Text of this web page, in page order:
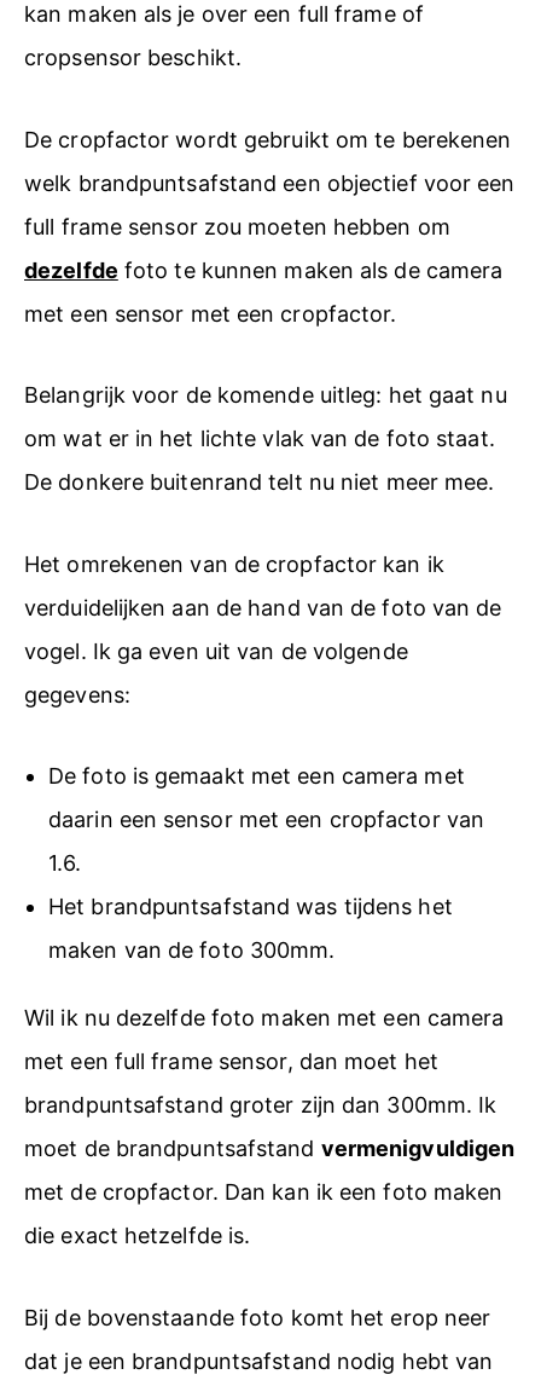
kan maken als je over een full frame of
cropsensor beschikt.
De cropfactor wordt gebruikt om te berekenen
welk brandpuntsafstand een objectief voor een
full frame sensor zou moeten hebben om
dezelfde foto te kunnen maken als de camera
met een sensor met een cropfactor.
Belangrijk voor de komende uitleg: het gaat nu
om wat er in het lichte vlak van de foto staat.
De donkere buitenrand telt nu niet meer mee.
Het omrekenen van de cropfactor kan ik
verduidelijken aan de hand van de foto van de
vogel. Ik ga even uit van de volgende
gegevens:
De foto is gemaakt met een camera met
daarin een sensor met een cropfactor van
1.6.
Het brandpuntsafstand was tijdens het
maken van de foto 300mm.
Wil ik nu dezelfde foto maken met een camera
met een full frame sensor, dan moet het
brandpuntsafstand groter zijn dan 300mm. Ik
moet de brandpuntsafstand vermenigvuldigen
met de cropfactor. Dan kan ik een foto maken
die exact hetzelfde is.
Bij de bovenstaande foto komt het erop neer
dat je een brandpuntsafstand nodig hebt van